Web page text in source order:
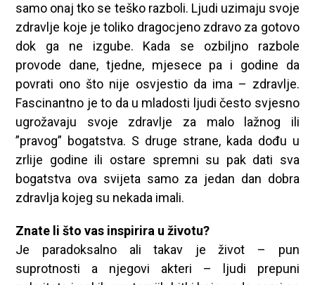
samo onaj tko se teško razboli. Ljudi uzimaju svoje
zdravlje koje je toliko dragocjeno zdravo za gotovo
dok ga ne izgube. Kada se ozbiljno razbole
provode dane, tjedne, mjesece pa i godine da
povrati ono što nije osvjestio da ima – zdravlje.
Fascinantno je to da u mladosti ljudi često svjesno
ugrožavaju svoje zdravlje za malo lažnog ili
”pravog” bogatstva. S druge strane, kada dođu u
zrlije godine ili ostare spremni su pak dati sva
bogatstva ova svijeta samo za jedan dan dobra
zdravlja kojeg su nekada imali.
Znate li što vas inspirira u životu?
Je paradoksalno ali takav je život – pun
suprotnosti a njegovi akteri – ljudi prepuni